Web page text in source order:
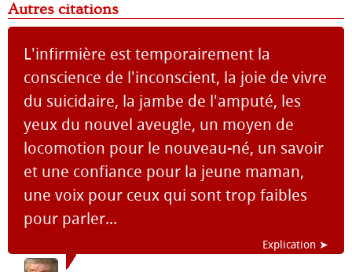
Autres citations
L'infirmière est temporairement la
conscience de l'inconscient, la joie de vivre
du suicidaire, la jambe de l'amputé, les
yeux du nouvel aveugle, un moyen de
locomotion pour le nouveau-né, un savoir
et une confiance pour la jeune maman,
une voix pour ceux qui sont trop faibles
pour parler...
Explication ➤